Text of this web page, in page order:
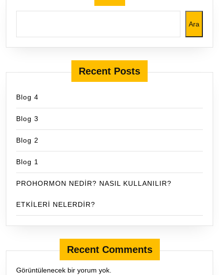
Ara
Recent Posts
Blog 4
Blog 3
Blog 2
Blog 1
PROHORMON NEDİR? NASIL KULLANILIR?
ETKİLERİ NELERDİR?
Recent Comments
Görüntülenecek bir yorum yok.